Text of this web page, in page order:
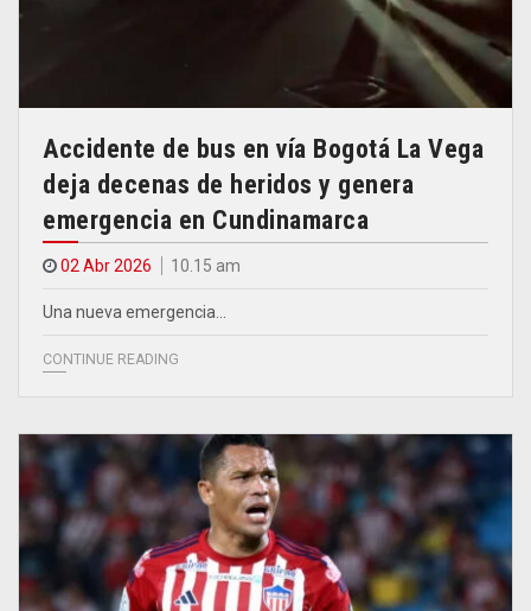
Accidente de bus en vía Bogotá La Vega
deja decenas de heridos y genera
emergencia en Cundinamarca
02 Abr 2026 10.15 am
Una nueva emergencia…
CONTINUE READING